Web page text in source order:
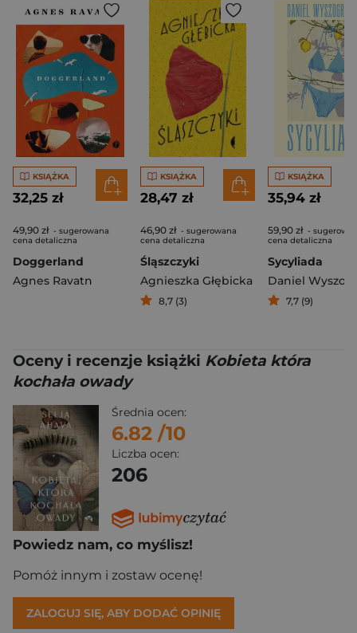
KSIĄŻKA
32,25 zł
49,90 zł - sugerowana
cena detaliczna
Doggerland
Agnes Ravatn
KSIĄŻKA
28,47 zł
46,90 zł - sugerowana
cena detaliczna
Śląszczyki
Agnieszka Głębicka
8,7 (3)
KSIĄŻKA
35,94 zł
59,90 zł -
cena detaliczna
Sycyliada
7,7 (9)
Oceny i recenzje książki Kobieta która
kochała owady
Średnia ocen:
6.82 /10
Liczba ocen:
206
Powiedz nam, co myślisz!
Pomóż innym i zostaw ocenę!
ZALOGUJ SIĘ, ABY DODAĆ OPINIĘ